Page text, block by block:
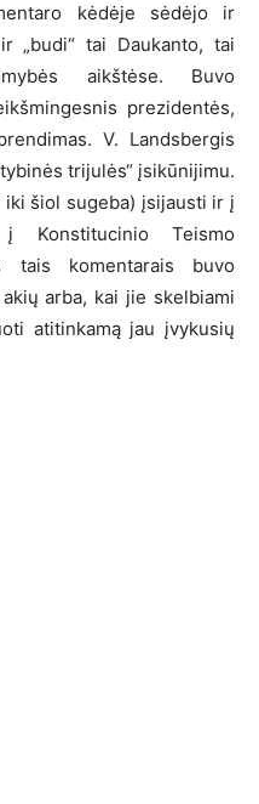
kėdėje sėdėjo ir
„budi“ tai Daukanto, tai
aikštėse. Buvo
prezidentės,
V. Landsbergis
trijulės“ įsikūnijimu.
šiol sugeba) įsijausti ir į
Konstitucinio Teismo
tais komentarais buvo
arba, kai jie skelbiami
atitinkamą jau įvykusių